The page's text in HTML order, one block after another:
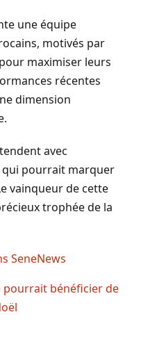
une équipe
motivés par
maximiser leurs
récentes
dimension
avec
qui pourrait marquer
vainqueur de cette
trophée de la
pourrait bénéficier de